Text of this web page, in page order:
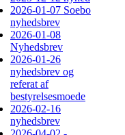
2026-01-07 Soebo
nyhedsbrev
2026-01-08
Nyhedsbrev
2026-01-26
nyhedsbrev og
referat af
bestyrelsesmoede
2026-02-16
nyhedsbrev